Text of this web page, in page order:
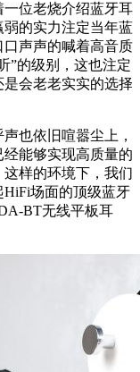
位老烧介绍蓝牙耳
的实力注定当年蓝
声声的喊着高音质
”的级别，这也注定
会老老实实的选择
也依旧喧嚣尘上，
能够实现高质量的
样的环境下，我们
场面的顶级蓝牙
BT无线平板耳